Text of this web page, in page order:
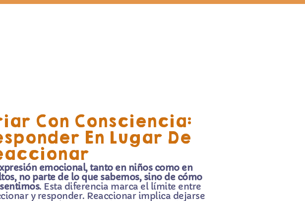
Con Consciencia:
En Lugar De
emocional, tanto en niños como en
no parte de lo que sabemos, sino de cómo
. Esta diferencia marca el límite entre
y responder. Reaccionar implica dejarse